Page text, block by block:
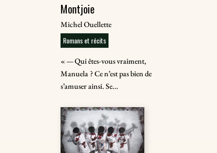
Montjoie
Michel Ouellette
Romans et récits
« — Qui êtes-vous vraiment,
Manuela ? Ce n’est pas bien de
s’amuser ainsi. Se...